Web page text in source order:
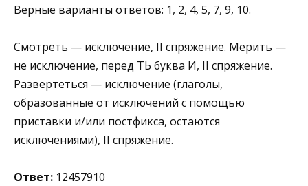
Верные варианты ответов: 1, 2, 4, 5, 7, 9, 10.
Смотреть — исключение, II спряжение. Мерить —
не исключение, перед ТЬ буква И, II спряжение.
Развертеться — исключение (глаголы,
образованные от исключений с помощью
приставки и/или постфикса, остаются
исключениями), II спряжение.
Ответ: 12457910